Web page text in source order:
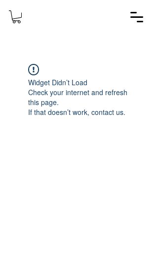
Widget Didn’t Load
Check your internet and refresh
this page.
If that doesn’t work, contact us.